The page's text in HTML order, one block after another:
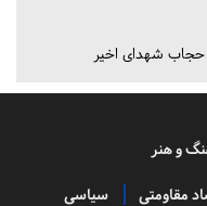
حجاب شهدای اخیر
و هنر
مقاومتی سیاسی